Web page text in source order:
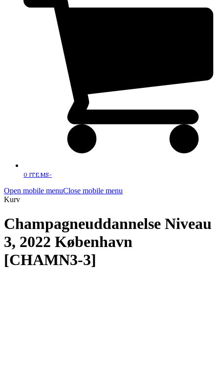
0 ITEMS-
Open mobile menuClose mobile menu
Kurv
Champagneuddannelse Niveau
3, 2022 København
[CHAMN3-3]